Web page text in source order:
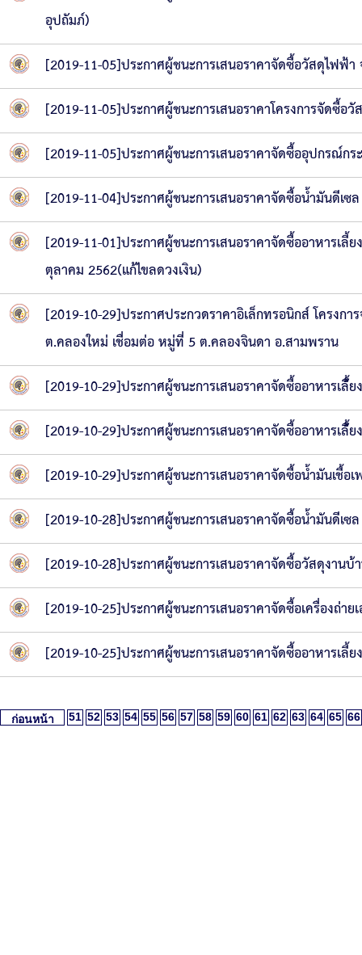
อุปถัมภ์)
[2019-11-05]ประกาศผู้ชนะการเสนอราคาจัดซื้อวัสดุไฟฟ้
[2019-11-05]ประกาศผู้ชนะการเสนอราคาโครงการจัดซื้อ
[2019-11-05]ประกาศผู้ชนะการเสนอราคาจัดซื้ออุปกรณ์ก
[2019-11-04]ประกาศผู้ชนะการเสนอราคาจัดซื้อน้ำมันดีเซ
[2019-11-01]ประกาศผู้ชนะการเสนอราคาจัดซื้ออาหารเ
ตุลาคม 2562(แก้ไขลดวงเงิน)
[2019-10-29]ประกาศประกวดราคาอิเล็กทรอนิกส์ โครง
ต.คลองใหม่ เชื่อมต่อ หมู่ที่ 5 ต.คลองจินดา อ.สามพราน
[2019-10-29]ประกาศผู้ชนะการเสนอราคาจัดซื้ออาหารเลี้้
[2019-10-29]ประกาศผู้ชนะการเสนอราคาจัดซื้ออาหารเลี้้
[2019-10-29]ประกาศผู้ชนะการเสนอราคาจัดซื้อน้ำมันเชื้
[2019-10-28]ประกาศผู้ชนะการเสนอราคาจัดซื้อน้ำมันดีเซ
[2019-10-28]ประกาศผู้ชนะการเสนอราคาจัดซื้อวัสดุงานบ้
[2019-10-25]ประกาศผู้ชนะการเสนอราคาจัดซื้อเครื่องถ่า
[2019-10-25]ประกาศผู้ชนะการเสนอราคาจัดซื้ออาหารเ
ก่อนหน้า 51 52 53 54 55 56 57 58 59 60 61 62 63 64 65 66